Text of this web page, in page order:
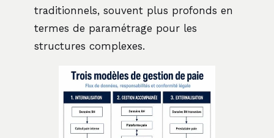
traditionnels, souvent plus profonds en
termes de paramétrage pour les
structures complexes.